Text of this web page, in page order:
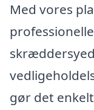
Med vores
gør det